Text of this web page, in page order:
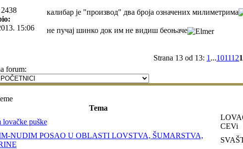
2438
15:06
калибар је "производ" два броја означених милиметрима
не пучај шинко док им не видиш беоњаче
Strana 13 od 13: 1 ...101112
forum:
Tema
lovačke puške
CEVi
NUDIM POSAO U OBLASTI LOVSTVA, ŠUMARSTVA,